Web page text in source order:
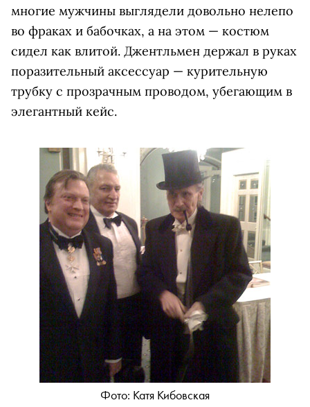
многие мужчины выглядели довольно нелепо
во фраках и бабочках, а на этом — костюм
сидел как влитой. Джентльмен держал в руках
поразительный аксессуар — курительную
трубку с прозрачным проводом, убегающим в
элегантный кейс.
Фото: Катя Кибовская